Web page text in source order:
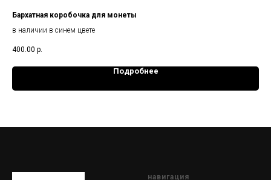
Бархатная коробочка для монеты
в наличии в синем цвете
400.00 р.
Подробнее
навигация